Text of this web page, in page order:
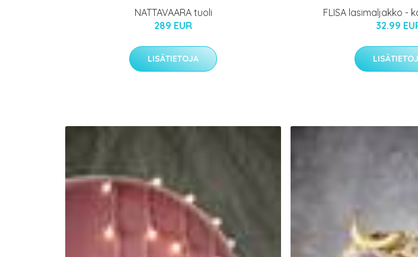
NATTAVAARA tuoli
289 EUR
LISÄTIETOJA
FLISA lasimaljakko -
32.99